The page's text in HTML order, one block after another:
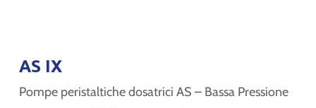
AS IX
Pompe peristaltiche dosatrici AS – Bassa Pressione